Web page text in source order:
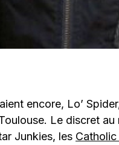
encore, Lo’
Le discret
Junkies, les